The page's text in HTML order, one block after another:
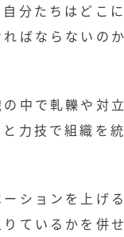
分たちはどこ
ばならないの
中で軋轢や対
力技で組織を
ションを上げ
ているかを併